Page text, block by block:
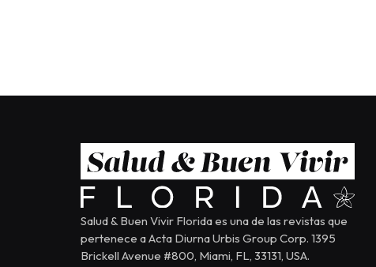
Salud & Buen Vivir Florida es una de las revistas que
pertenece a Acta Diurna Urbis Group Corp. 1395
Brickell Avenue #800, Miami, FL, 33131, USA.